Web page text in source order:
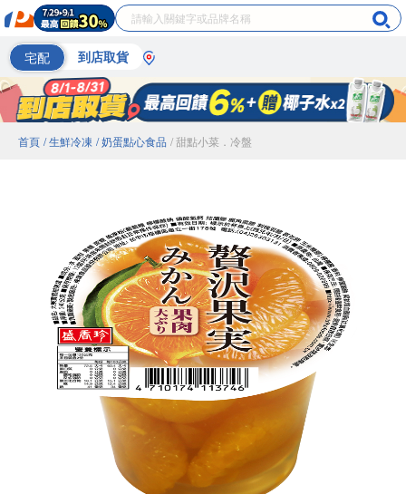
宅配 到店取貨
首頁 / 生鮮冷凍 / 奶蛋點心食品 / 甜點小菜．冷盤